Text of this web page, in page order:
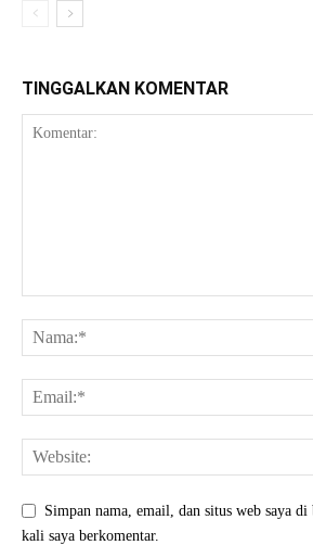
TINGGALKAN KOMENTAR
Simpan nama, email, dan situs web saya
kali saya berkomentar.